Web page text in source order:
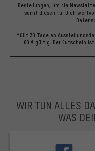
Bestellungen, um die
somit diesen für Dich
*Gilt 30 Tage ab
60 € gültig. Der Gutschein
WIR TUN ALLES
WAS